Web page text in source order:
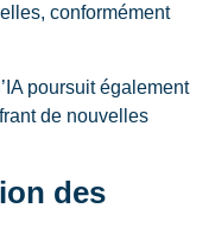
conformément
poursuit également
de nouvelles
des